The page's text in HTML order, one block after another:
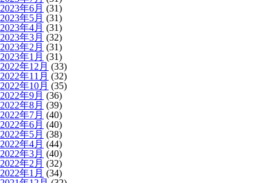
2023年6月 (31)
2023年5月 (31)
2023年4月 (31)
2023年3月 (32)
2023年2月 (31)
2023年1月 (31)
2022年12月 (33)
2022年11月 (32)
2022年10月 (35)
2022年9月 (36)
2022年8月 (39)
2022年7月 (40)
2022年6月 (40)
2022年5月 (38)
2022年4月 (44)
2022年3月 (40)
2022年2月 (32)
2022年1月 (34)